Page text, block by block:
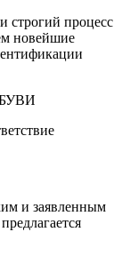
строгий процесс
новейшие
и заявленным